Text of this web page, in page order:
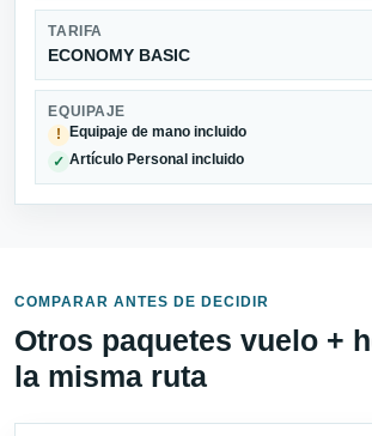
TARIFA
ECONOMY BASIC
EQUIPAJE
!
Equipaje de mano incluido
✓ Artículo Personal incluido
COMPARAR ANTES DE DECIDIR
Otros paquetes vuelo +
la misma ruta